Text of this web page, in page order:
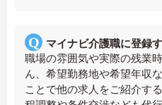
マイナビ介護職に登録
職場の雰囲気や実際の残業
ん、希望勤務地や希望年収
ことで他の求人をご紹介す